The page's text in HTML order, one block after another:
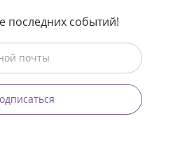
последних событий!